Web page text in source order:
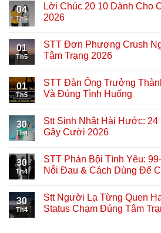
04
Th5
Lời Chúc 20 10 Dành Cho
2026
01
Th5
STT Đơn Phương Crush
Tâm Trạng 2026
01
Th5
STT Đàn Ông Trưởng
Và Đúng Tình Huống
30
Th4
Stt Sinh Nhật Hài Hước: 24
Gây Cười 2026
30
Th4
STT Phản Bội Tình Yêu:
Nỗi Đau & Cách Dùng Để
30
Th4
Stt Người Lạ Từng Quen
Status Chạm Đúng Tâm